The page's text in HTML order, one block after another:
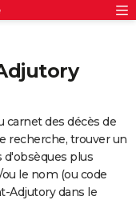
carnet des décès de
recherche, trouver un
d'obsèques plus
le nom (ou code
Adjutory dans le